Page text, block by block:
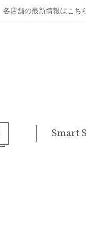
各店舗の最新情報はこち
Smart